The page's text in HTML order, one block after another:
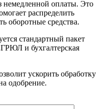
немедленной оплаты. Это
распределить
оборотные средства.
стандартный пакет
и бухгалтерская
ускорить обработку
одобрение.